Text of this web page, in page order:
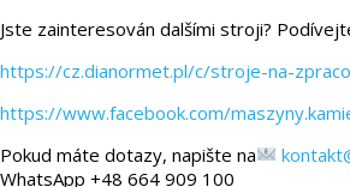
Jste zainteresován dalšími stroji?
https://cz.dianormet.pl/c/stroje-na-
https://www.facebook.com/
Pokud máte dotazy, napište na
WhatsApp +48 664 909 100